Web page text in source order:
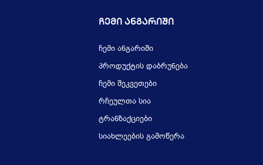
Ჩემი Ანგარიში
ჩემი ანგარიში
პროდუქტის დაბრუნება
ჩემი შეკვეთები
რჩეულთა სია
ტრანზაქციები
სიახლეების გამოწერა